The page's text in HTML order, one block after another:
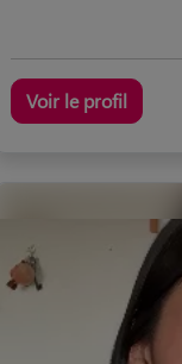
Voir le profil